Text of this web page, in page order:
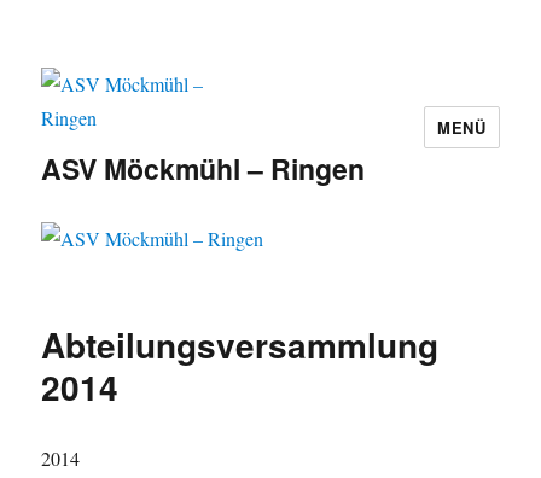
ASV Möckmühl – Ringen
MENÜ
Abteilungsversammlung
2014
2014